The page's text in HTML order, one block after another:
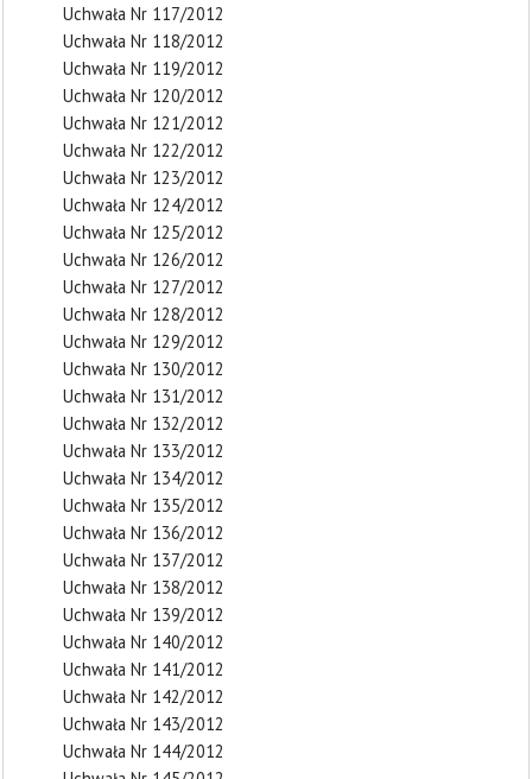
Uchwała Nr 117/2012
Uchwała Nr 118/2012
Uchwała Nr 119/2012
Uchwała Nr 120/2012
Uchwała Nr 121/2012
Uchwała Nr 122/2012
Uchwała Nr 123/2012
Uchwała Nr 124/2012
Uchwała Nr 125/2012
Uchwała Nr 126/2012
Uchwała Nr 127/2012
Uchwała Nr 128/2012
Uchwała Nr 129/2012
Uchwała Nr 130/2012
Uchwała Nr 131/2012
Uchwała Nr 132/2012
Uchwała Nr 133/2012
Uchwała Nr 134/2012
Uchwała Nr 135/2012
Uchwała Nr 136/2012
Uchwała Nr 137/2012
Uchwała Nr 138/2012
Uchwała Nr 139/2012
Uchwała Nr 140/2012
Uchwała Nr 141/2012
Uchwała Nr 142/2012
Uchwała Nr 143/2012
Uchwała Nr 144/2012